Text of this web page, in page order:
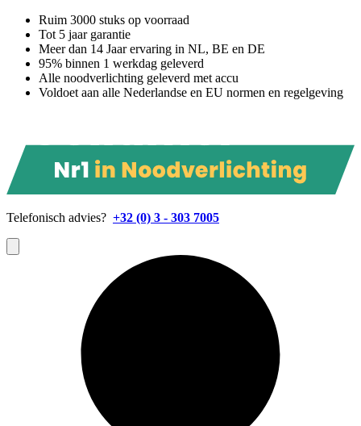
Ruim 3000 stuks op voorraad
Tot 5 jaar garantie
Meer dan 14 Jaar ervaring in NL, BE en DE
95% binnen 1 werkdag geleverd
Alle noodverlichting geleverd met accu
Voldoet aan alle Nederlandse en EU normen en regelgeving
Telefonisch advies? +32 (0) 3 - 303 7005